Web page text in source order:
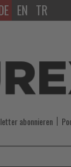
EN TR
abonnieren